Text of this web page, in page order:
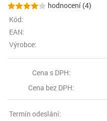
hodnocení (4)
Kód:
EAN:
Výrobce:
Cena s DPH:
Cena bez DPH:
Termín odeslání: